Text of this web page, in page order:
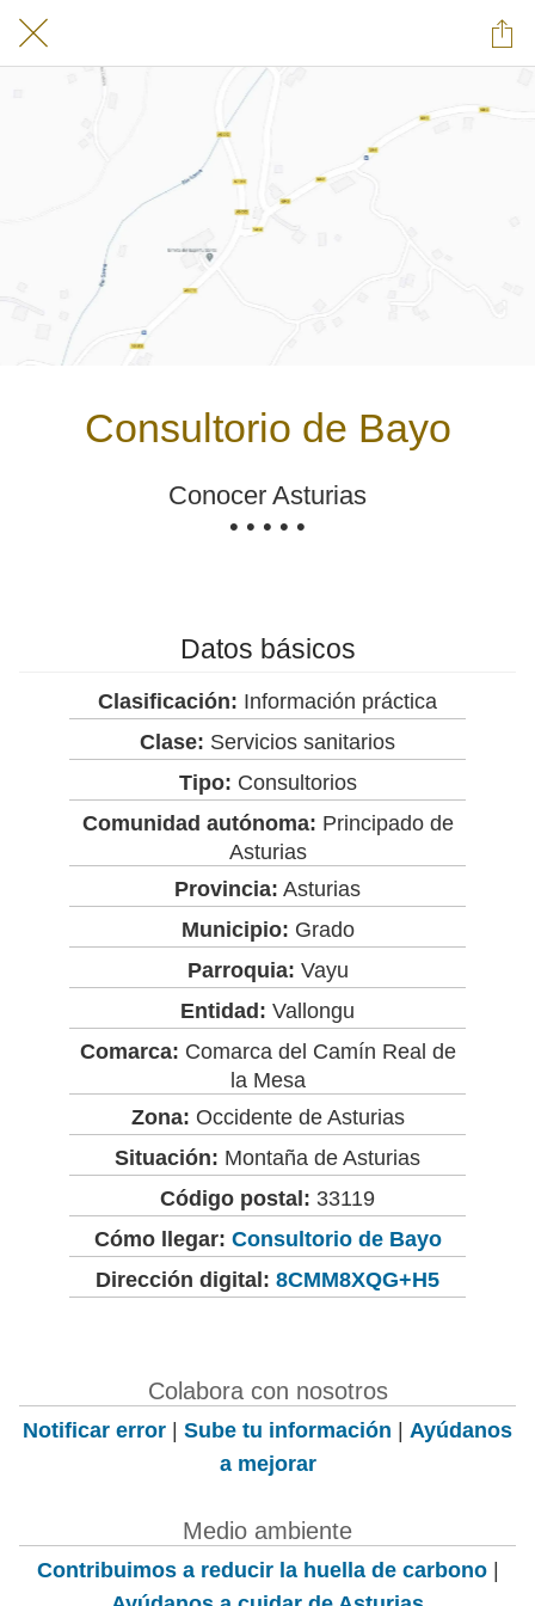
Consultorio de Bayo
Conocer Asturias
• • • • •
Datos básicos
Clasificación: Información práctica
Clase: Servicios sanitarios
Tipo: Consultorios
Comunidad autónoma: Principado de
Asturias
Provincia: Asturias
Municipio: Grado
Parroquia: Vayu
Entidad: Vallongu
Comarca: Comarca del Camín Real de
la Mesa
Zona: Occidente de Asturias
Situación: Montaña de Asturias
Código postal: 33119
Cómo llegar: Consultorio de Bayo
Dirección digital: 8CMM8XQG+H5
Colabora con nosotros
Notificar error | Sube tu información | Ayúdanos
a mejorar
Medio ambiente
Contribuimos a reducir la huella de carbono|